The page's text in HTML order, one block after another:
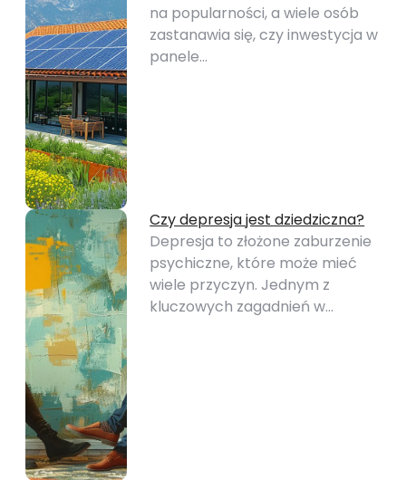
na popularności, a wiele osób
zastanawia się, czy inwestycja w
panele…
Czy depresja jest dziedziczna?
Depresja to złożone zaburzenie
psychiczne, które może mieć
wiele przyczyn. Jednym z
kluczowych zagadnień w…